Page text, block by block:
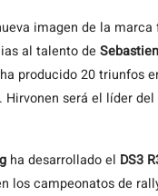
imagen de la
al talento de
producido 20 triunfos
Hirvonen será el líder
ha desarrollado el DS3
los campeonatos de